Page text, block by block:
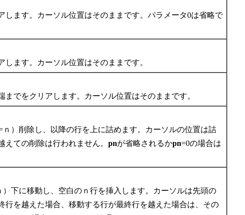
します。カーソル位置はそのままです。パラメータ0は省略で
ます。カーソル位置はそのままです。
でをクリアします。カーソル位置はそのままです。
ｎ）削除し、以降の行を上に詰めます。カーソルの位置は詰
ての削除は行われません。 pnが省略されるかpn=0の場合は
）下に移動し、空白のｎ行を挿入します。カーソルは先頭の
行を越えた場合、移動する行が最終行を越えた場合は、その